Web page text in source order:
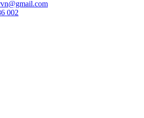
002